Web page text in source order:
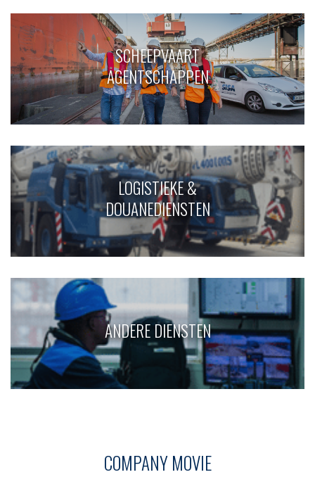
SCHEEPVAART
AGENTSCHAPPEN
LOGISTIEKE &
DOUANEDIENSTEN
ANDERE DIENSTEN
COMPANY MOVIE